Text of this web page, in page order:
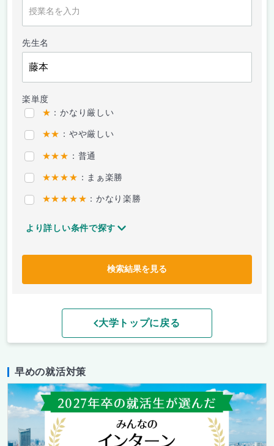
先生名
楽単度
★ ：かなり厳しい
★★ ：やや厳しい
★★★ ：普通
★★★★ ：まぁ楽勝
★★★★★ ：かなり楽勝
より詳しい条件で探す
検索結果を見る
大学トップに戻る
早めの就活対策